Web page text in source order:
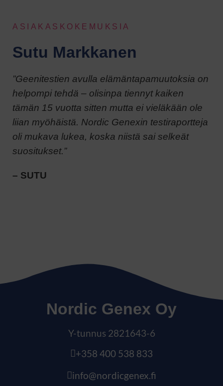
ASIAKASKOKEMUKSIA
Sutu Markkanen
”Geenitestien avulla elämäntapamuutoksia on
helpompi tehdä – olisinpa tiennyt kaiken
tämän 15 vuotta sitten mutta ei vieläkään ole
liian myöhäistä. Nordic Genexin testiraportteja
oli mukava lukea, koska niistä sai selkeät
suositukset.”
– SUTU
Nordic Genex Oy
Y-tunnus 2821643-6
+358 400 538 833
info@nordicgenex.fi